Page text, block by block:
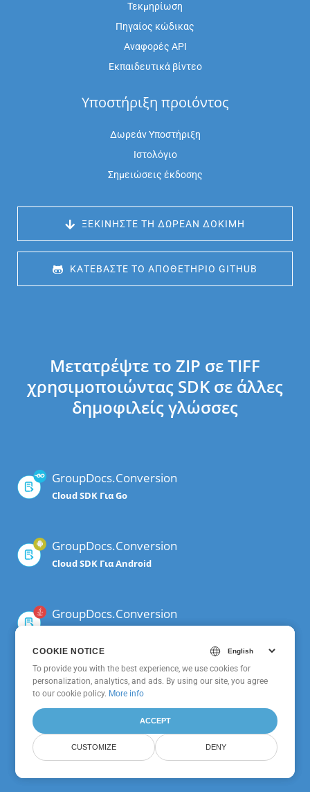
Τεκμηρίωση
Πηγαίος κώδικας
Αναφορές API
Εκπαιδευτικά βίντεο
Υποστήριξη προιόντος
Δωρεάν Υποστήριξη
Ιστολόγιο
Σημειώσεις έκδοσης
ΞΕΚΙΝΉΣΤΕ ΤΗ ΔΩΡΕΆΝ ΔΟΚΙΜΉ
ΚΑΤΕΒΆΣΤΕ ΤΟ ΑΠΟΘΕΤΉΡΙΟ GITHUB
Μετατρέψτε το ZIP σε TIFF
χρησιμοποιώντας SDK σε άλλες
δημοφιλείς γλώσσες
GroupDocs.Conversion
Cloud SDK Για Go
GroupDocs.Conversion
Cloud SDK Για Android
GroupDocs.Conversion
GroupDocs.Conversion
Cloud SDK Για .NET
GroupDocs.Conversion
COOKIE NOTICE
To provide you with the best experience, we use cookies for
personalization, analytics, and ads. By using our site, you agree
toour cookie policy.
ACCEPT
CUSTOMIZE DENY
COOKIE NOTICE
To provide you with the best experience, we use cookies for
personalization, analytics, and ads. By using our site, you agree
to our cookie policy. More info
ACCEPT
CUSTOMIZE DENY